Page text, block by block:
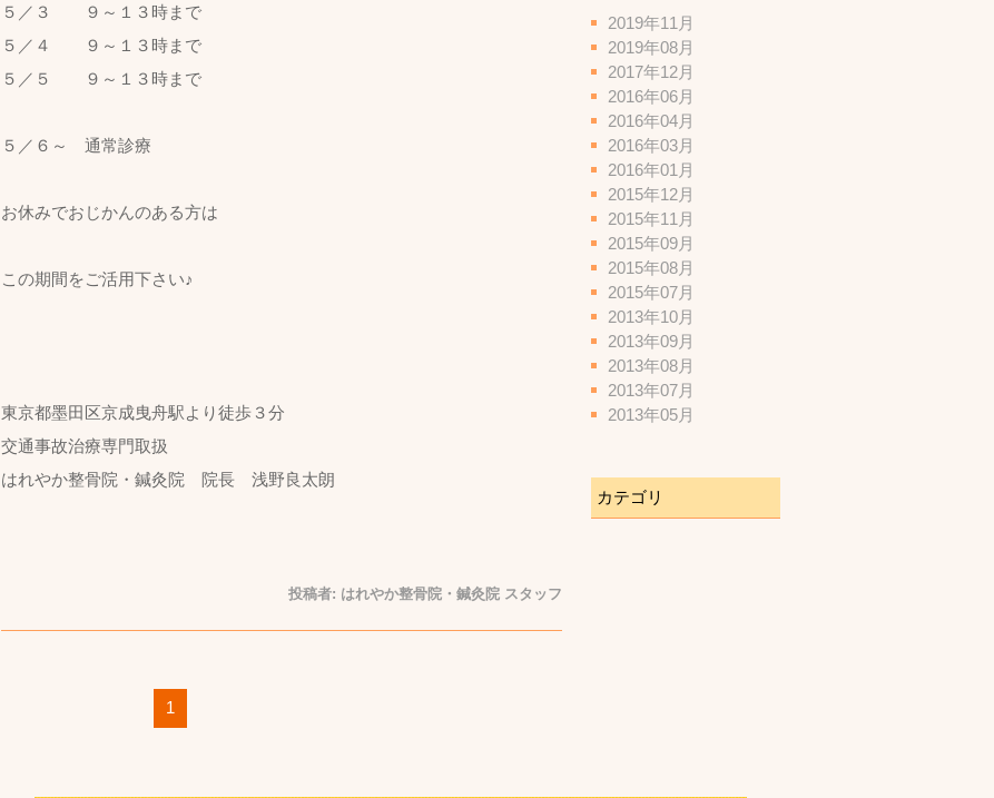
５／３ ９～１３時まで
５／４ ９～１３時まで
５／５ ９～１３時まで
５／６～ 通常診療
お休みでおじかんのある方は
この期間をご活用下さい♪
東京都墨田区京成曳舟駅より徒歩３分
交通事故治療専門取扱
はれやか整骨院・鍼灸院 院長 浅野良太朗
投稿者: はれやか整骨院・鍼灸院 スタッフ
1
2019年11月
2019年08月
2017年12月
2016年06月
2016年04月
2016年03月
2016年01月
2015年12月
2015年11月
2015年09月
2015年08月
2015年07月
2013年10月
2013年09月
2013年08月
2013年07月
2013年05月
カテゴリ